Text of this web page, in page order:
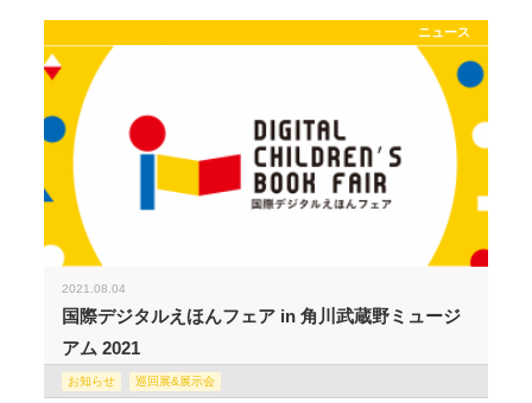
ニュース
2021.08.04
国際デジタルえほんフェア in 角川武蔵野ミュージ
アム 2021
お知らせ 巡回展&展示会